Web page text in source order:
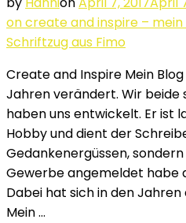
on create and inspire –
Schriftzug aus Fimo
Create and Inspire Mein
Jahren verändert. Wir beide
haben uns entwickelt. Er ist
Hobby und dient der
Gedankenergüssen,
Gewerbe angemeldet habe
Dabei hat sich in den
Mein …